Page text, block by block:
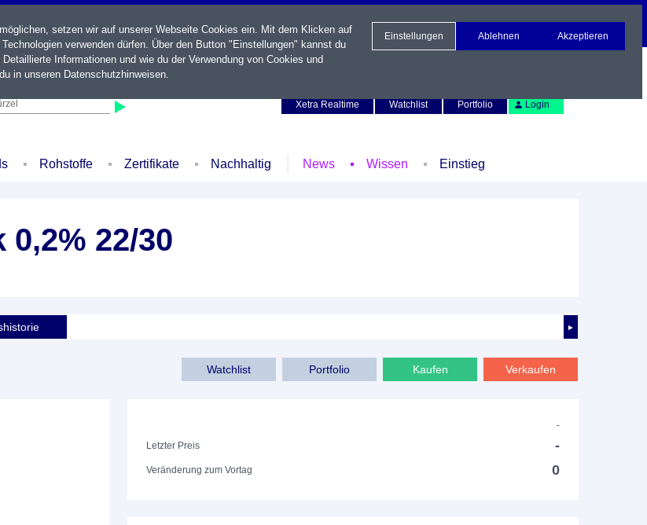
Xetra Realtime
Watchlist Portfolio Login
Rohstoffe Zertifikate Nachhaltig News Wissen Einstieg
22/30
►
Verkaufen
Kaufen
Portfolio
Watchlist
-
Letzter Preis
-
Veränderung zum Vortag 0
setzen wir auf unserer Webseite Cookies ein. Mit dem Klicken auf
verwenden dürfen. Über den Button "Einstellungen" kannst du
Informationen und wie du der Verwendung von Cookies und
in unseren Datenschutzhinweisen.
Einstellungen Ablehnen Akzeptieren